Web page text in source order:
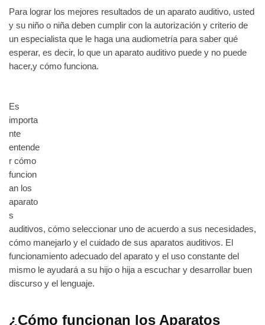
Para lograr los mejores resultados de un aparato auditivo, usted
y su niño o niña deben cumplir con la autorización y criterio de
un especialista que le haga una audiometría para saber qué
esperar, es decir, lo que un aparato auditivo puede y no puede
hacer,y cómo funciona.
Es
importa
nte
entende
r cómo
funcion
an los
aparato
s
auditivos, cómo seleccionar uno de acuerdo a sus necesidades,
cómo manejarlo y el cuidado de sus aparatos auditivos. El
funcionamiento adecuado del aparato y el uso constante del
mismo le ayudará a su hijo o hija a escuchar y desarrollar buen
discurso y el lenguaje.
¿Cómo funcionan los Aparatos